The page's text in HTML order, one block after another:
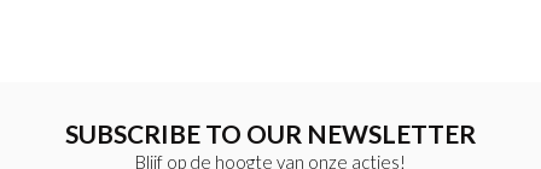
SUBSCRIBE TO OUR NEWSLETTER
Blijf op de hoogte van onze acties!